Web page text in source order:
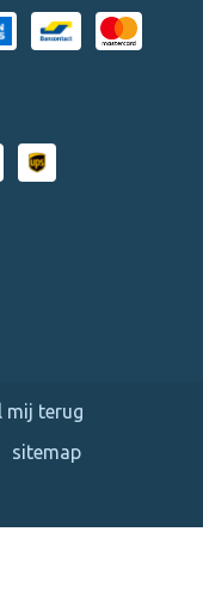
mij terug
sitemap